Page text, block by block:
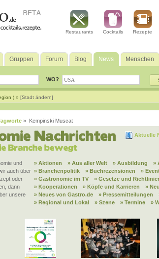
Restaurants Cocktails Rezepte
Gruppen Forum Blog News Menschen
WO?
) » [Stadt ändern]
» Kempinski Muscat
Aktuelle
und
auch über
oder
dann
unsere
» Aktionen » Aus aller Welt » Ausbildung »
» Branchenpolitik
» Buchrezensionen »
» Gastronomie im TV
» Gesetze und
» Kooperationen
» Köpfe und Karrieren »
» Neues von Gastro.de
» Pressemitteilungen
» Regional und Lokal
» Szene » Termine »